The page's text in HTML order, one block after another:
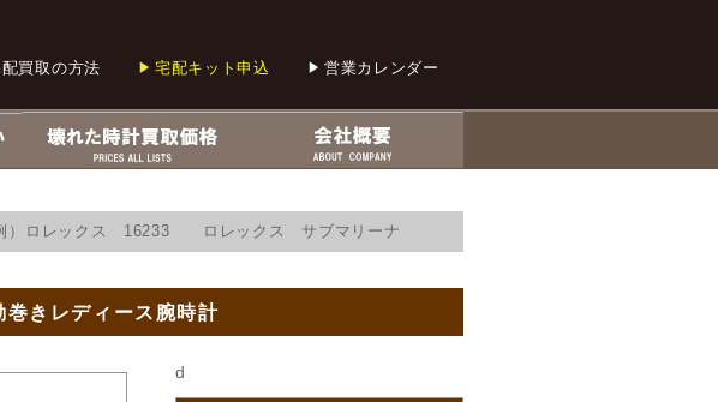
買取の方法 宅配キット申込 営業カレンダー
）ロレックス 16233 ロレックス サブマリーナ
きレディース腕時計
d